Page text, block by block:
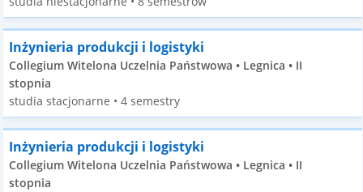
Inżynieria produkcji i logistyki
Collegium Witelona Uczelnia Państwowa • Legnica • II
stopnia
studia stacjonarne • 4 semestry
Inżynieria produkcji i logistyki
Collegium Witelona Uczelnia Państwowa • Legnica • II
stopnia